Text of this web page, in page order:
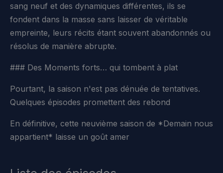
sang neuf et des dynamiques différentes, ils se
fondent dans la masse sans laisser de véritable
empreinte, leurs récits étant souvent abandonnés ou
résolus de manière abrupte.
### Des Moments forts… qui tombent à plat
Pourtant, la saison n'est pas dénuée de tentatives.
Quelques épisodes promettent des rebond
En définitive, cette neuvième saison de *Demain nous
appartient* laisse un goût amer